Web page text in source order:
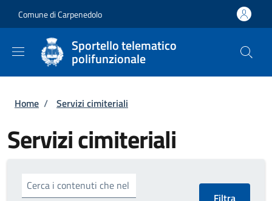
Comune di Carpenedolo
Sportello telematico
polifunzionale
Briciole di pane
Home / Servizi cimiteriali
Servizi cimiteriali
Cerca i contenuti che nel